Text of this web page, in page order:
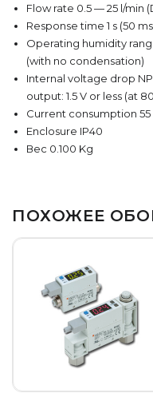
Flow rate 0.5 — 25 l/min
Response time 1 s (50
Operating humidity
(with no condensation)
Internal voltage drop
output: 1.5 V or less (at
Current consumption 55
Enclosure IP40
Вес 0.100 Kg
ПОХОЖЕЕ